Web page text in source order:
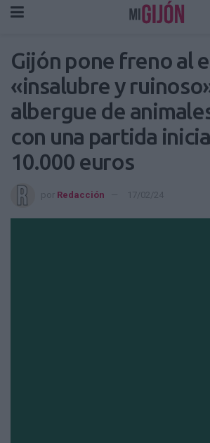
Gijón pone freno al
«insalubre y
albergue de
con una partida
10.000 euros
por Redacción 17/02/24